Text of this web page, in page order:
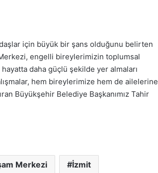
için büyük bir şans olduğunu belirten
engelli bireylerimizin toplumsal
daha güçlü şekilde yer almaları
hem bireylerimize hem de ailelerine
Büyükşehir Belediye Başkanımız Tahir
Merkezi İzmit